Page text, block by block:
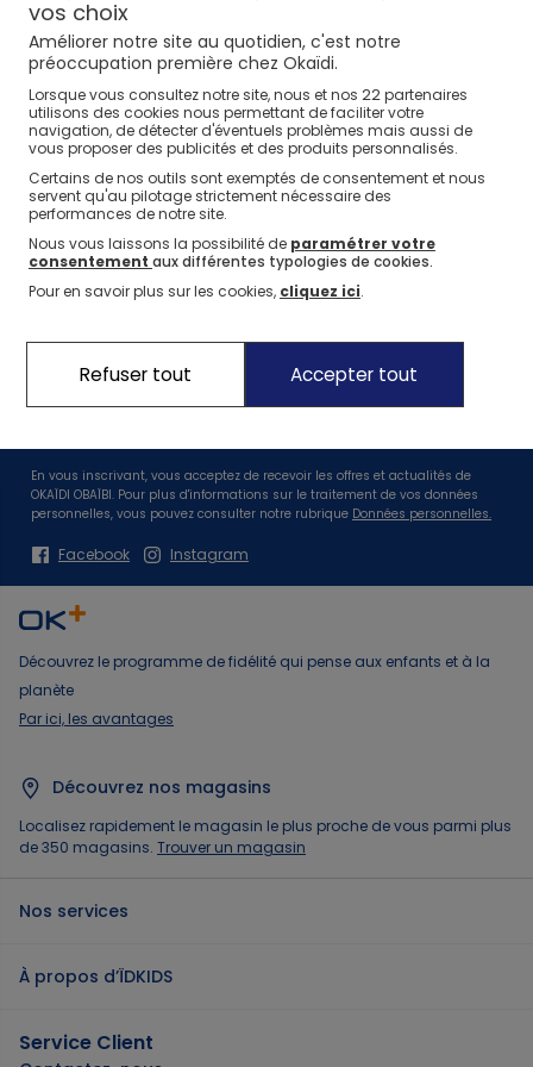
⏱️ Last days
Nos sélections
Nos conseils
Idées Cadeaux Naissance J'en profite
Nos conseils
Nos Pantalons & Leggings J'en profite
Nos conseils
Nos Pantalons J'en profite
Nos sélections
Nos conseils
Nouvelle collection J'en profite
Nos conseils
Nouvelle Collection J'en profite
Jeux sportifs
Nos marques
La marque Okaïdi
Nos engagements
Nos engagements pour l'environnement
Nos actions solidaires
Suivez nous
En vous inscrivant, vous acceptez de recevoir les offres et actualités de
OKAÏDI OBAÏBI. Pour plus d'informations sur le traitement de vos données
personnelles, vous pouvez consulter notre rubrique Données personnelles.
Facebook Instagram
Découvrez le programme de fidélité qui pense aux enfants et à la
planète
Par ici, les avantages
Découvrez nos magasins
Localisez rapidement le magasin le plus proche de vous parmi plus
de 350 magasins. Trouver un magasin
Nos services
À propos d’ÏDKIDS
Service Client
vos choix
Améliorer notre site au quotidien, c'est notre
préoccupation première chez Okaïdi.
Lorsque vous consultez notre site, nous et nos 22partenaires
utilisons des cookies nous permettant de faciliter votre
navigation, de détecter d'éventuels problèmes mais aussi de
vous proposer des publicités et des produits personnalisés.
Certains de nos outils sont exemptés de consentement et nous
servent qu'au pilotage strictement nécessaire des
performances de notre site.
Nous vous laissons la possibilité de paramétrer votre
consentement aux différentes typologies de cookies.
Pour en savoir plus sur les cookies, cliquez ici.
Refuser tout Accepter tout